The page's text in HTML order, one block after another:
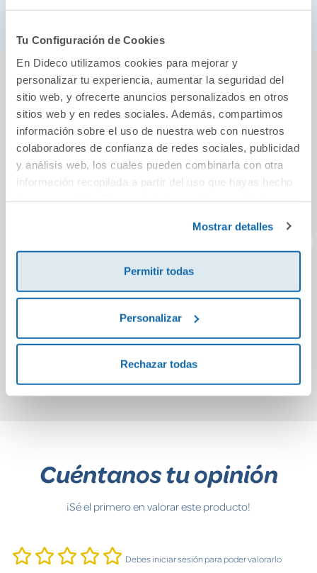
Tu Configuración de Cookies
En Dideco utilizamos cookies para mejorar y
personalizar tu experiencia, aumentar la seguridad del
sitio web, y ofrecerte anuncios personalizados en otros
sitios web y en redes sociales. Además, compartimos
información sobre el uso de nuestra web con nuestros
colaboradores de confianza de redes sociales, publicidad
y análisis web, los cuales pueden combinarla con otra
información recopilada a partir del uso que hayas hecho
Mostrar detalles
Permitir todas
Personalizar
Rechazar todas
Perrock Holmes
También podría gustarte...
8,90€
magnéticos: El
gato con botas
15,50€
Comprar
Cuéntanos tu opinión
¡Sé el primero en valorar este producto!
Debes iniciar sesión para poder valorarlo